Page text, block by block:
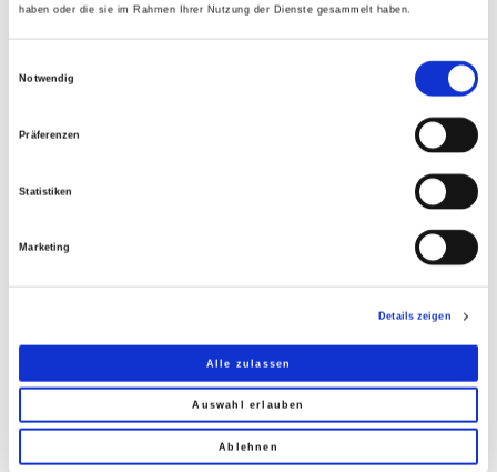
haben oder die sie im Rahmen Ihrer Nutzung der Dienste gesammelt haben.
Notwendig
Präferenzen
Statistiken
Marketing
Details zeigen
Alle zulassen
Auswahl erlauben
Ablehnen
Beispielsweise kann mit begrünten
Straßenräumen für eine gute Lenkung und
Kühlung des Luftstroms gesorgt werden. Ein
exponierte Gebäudeteile zu verschatten oder die
Gebäudeausrichtung zu beeinflussen, um den
Wärmeeintrag in die Gebäude zu reduzieren. Auch
die Betrachtung von Oberflächenmaterialien ist
wichtig: zum Beispiel kann mit sogenannten „Cool
Colours“ eine starke Aufheizung von Fassaden
verhindert werden. Wir wollen ja verhindern, dass
man Gebäude kühlen muss, denn dies hätte einen
doppelt negativen Effekt: Der Energieverbrauch
steigt extrem, Stichwort CO2, und mit der
Abwärme, Stichwort Kühlschrankeffekt, heizt sich
die Umgebung zusätzlich auf.